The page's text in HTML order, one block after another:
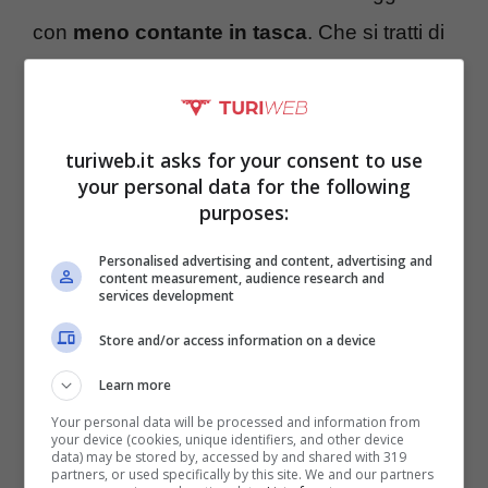
con meno contante in tasca. Che si tratti di
l’App senza restrizioni dettate dai vari Paesi.
I vantaggi dell’app per la sosta – Turiweb.it
turiweb.it asks for your consent to use
your personal data for the following
purposes:
Personalised advertising and content, advertising and
content measurement, audience research and
services development
Store and/or access information on a device
Learn more
Your personal data will be processed and information from
your device (cookies, unique identifiers, and other device
data) may be stored by, accessed by and shared with 319
partners, or used specifically by this site. We and our partners